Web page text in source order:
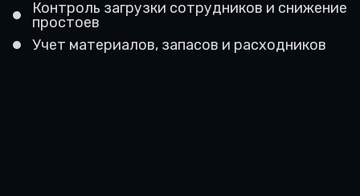
Контроль загрузки сотрудников и снижение
простоев
Учет материалов, запасов и расходников